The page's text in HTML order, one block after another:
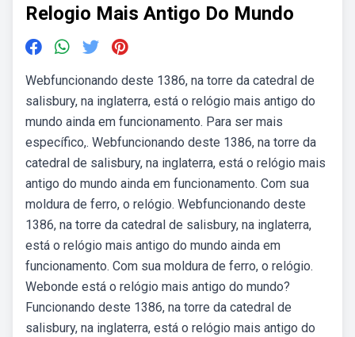
Relogio Mais Antigo Do Mundo
Webfuncionando deste 1386, na torre da catedral de
salisbury, na inglaterra, está o relógio mais antigo do
mundo ainda em funcionamento. Para ser mais
específico,. Webfuncionando deste 1386, na torre da
catedral de salisbury, na inglaterra, está o relógio mais
antigo do mundo ainda em funcionamento. Com sua
moldura de ferro, o relógio. Webfuncionando deste
1386, na torre da catedral de salisbury, na inglaterra,
está o relógio mais antigo do mundo ainda em
funcionamento. Com sua moldura de ferro, o relógio.
Webonde está o relógio mais antigo do mundo?
Funcionando deste 1386, na torre da catedral de
salisbury, na inglaterra, está o relógio mais antigo do